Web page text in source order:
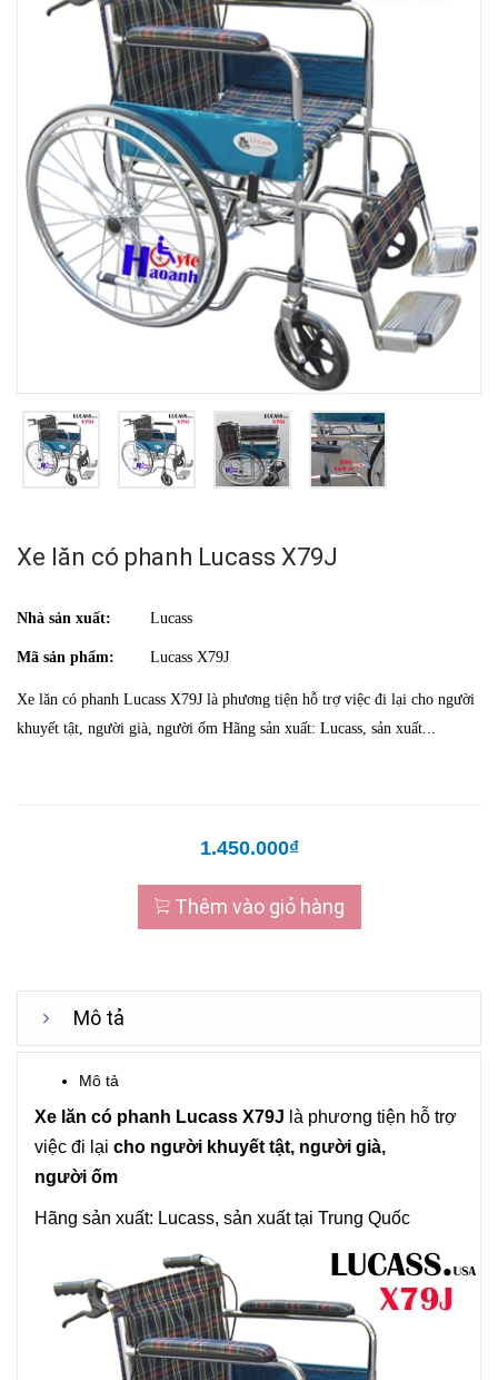
Xe lăn có phanh Lucass X79J
Nhà sản xuất: Lucass
Mã sản phẩm: Lucass X79J
Xe lăn có phanh Lucass X79J là phương tiện hỗ trợ việc đi lại cho người
khuyết tật, người già, người ốm Hãng sản xuất: Lucass, sản xuất...
1.450.000₫
Thêm vào giỏ hàng
Mô tả
Mô tả
Xe lăn có phanh Lucass X79J là phương tiện hỗ trợ
việc đi lại cho người khuyết tật, người già,
người ốm
Hãng sản xuất: Lucass, sản xuất tại Trung Quốc